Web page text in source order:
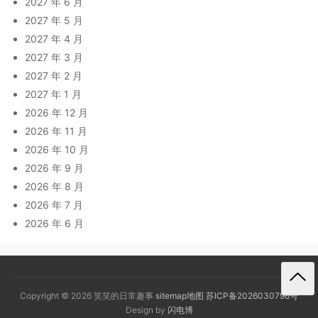
2027 年 5 月
2027 年 4 月
2027 年 3 月
2027 年 2 月
2027 年 1 月
2026 年 12 月
2026 年 11 月
2026 年 10 月
2026 年 9 月
2026 年 8 月
2026 年 7 月
2026 年 6 月
Copyright © 2026 笑笑的日常趣事 sitemap地图 苏ICP备2026030796号
Design by 闪电博